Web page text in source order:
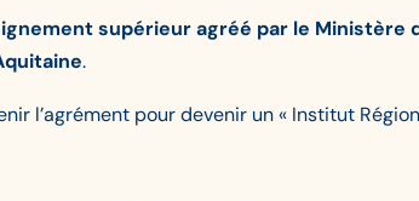
supérieur agréé par le
.
l’agrément pour devenir un « Institut